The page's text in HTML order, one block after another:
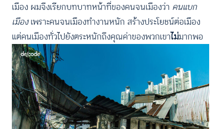
เมือง ผมจึงเรียกบทบาทหน้าที่ของคนจนเมืองว่า คนแบก
เมืองเพราะคนจนเมืองทำงานหนัก สร้างประโยชน์ต่อเมือง
แต่คนเมืองทั่วไปยังตระหนักถึงคุณค่าของพวกเขาไม่มากพอ